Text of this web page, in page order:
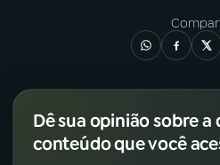
Dê sua opinião sobre
conteúdo que você